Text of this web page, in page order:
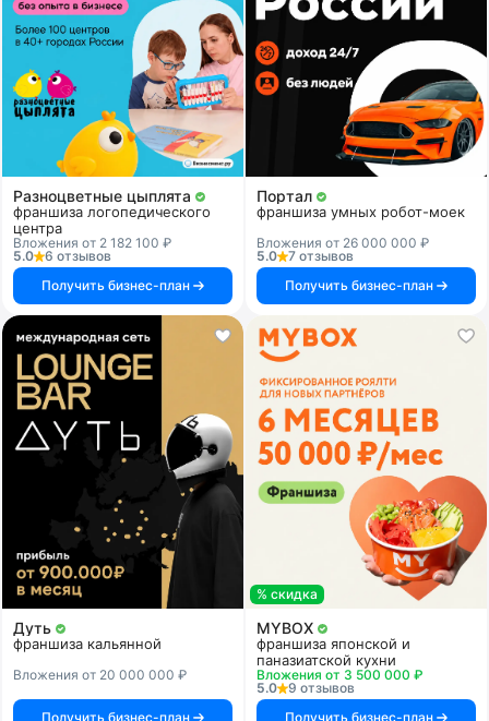
Разноцветные цыплята
франшиза логопедического
центра
Вложения от 2 182 100 ₽
5.0
6 отзывов
Получить бизнес-план
Портал
франшиза умных робот-моек
Вложения от 26 000 000 ₽
5.0
7 отзывов
Получить бизнес-план
Дуть
франшиза кальянной
Вложения от 20 000 000 ₽
Получить бизнес-план
% скидка
MYBOX
франшиза японской и
паназиатской кухни
Вложения от 3 500 000 ₽
5.0
9 отзывов
Получить бизнес-план